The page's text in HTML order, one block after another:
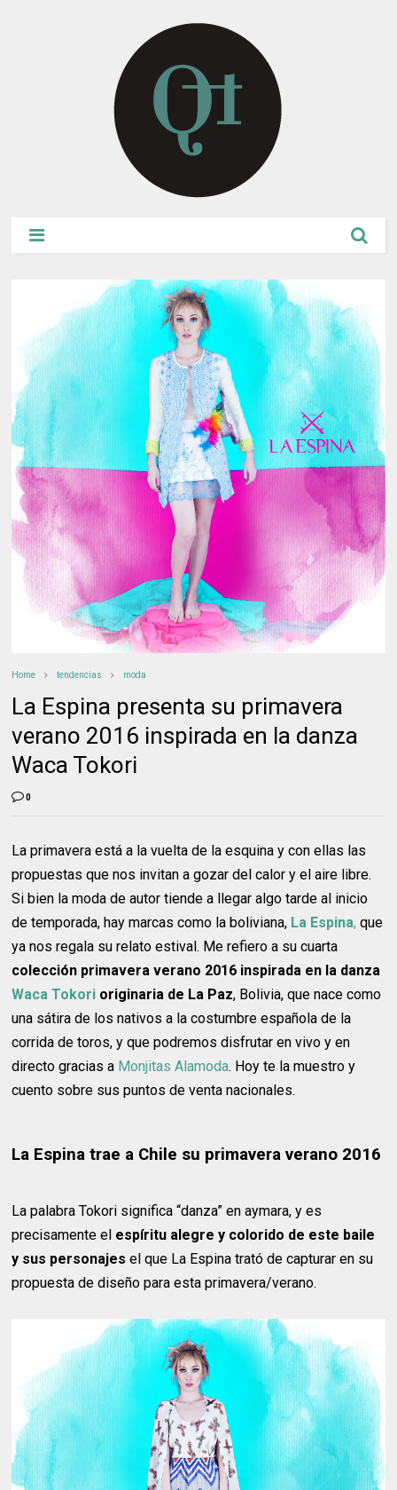
Home tendencias moda
La Espina presenta su primavera
verano 2016 inspirada en la danza
Waca Tokori
0
La primavera está a la vuelta de la esquina y con ellas las
propuestas que nos invitan a gozar del calor y el aire libre.
Si bien la moda de autor tiende a llegar algo tarde al inicio
de temporada, hay marcas como la boliviana, La Espina, que
ya nos regala su relato estival. Me refiero a su cuarta
colección primavera verano 2016 inspirada en la danza
Waca Tokori originaria de La Paz, Bolivia, que nace como
una sátira de los nativos a la costumbre española de la
corrida de toros, y que podremos disfrutar en vivo y en
directo gracias a Monjitas Alamoda. Hoy te la muestro y
cuento sobre sus puntos de venta nacionales.
La Espina trae a Chile su primavera verano 2016
La palabra Tokori significa “danza” en aymara, y es
precisamente el espíritu alegre y colorido de este baile
y sus personajes el que La Espina trató de capturar en su
propuesta de diseño para esta primavera/verano.